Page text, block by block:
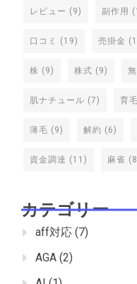
レビュー (9) 副作用
口コミ (19) 売掛金
株 (9) 株式 (9)
肌ナチュール (7) 育
薄毛 (9) 解約 (6)
資金調達 (11) 麻雀
カテゴリー
aff対応 (7)
AGA (2)